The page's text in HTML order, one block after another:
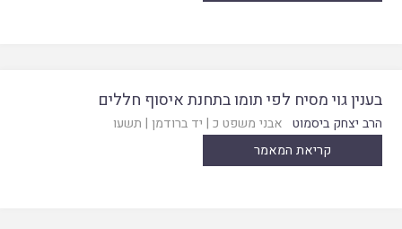
בענין גוי מסיח לפי תומו בתחנת איסוף חללים
הרב יצחק ביסמוט אבני משפט כ | יד ברודמן | תשעו
קריאת המאמר